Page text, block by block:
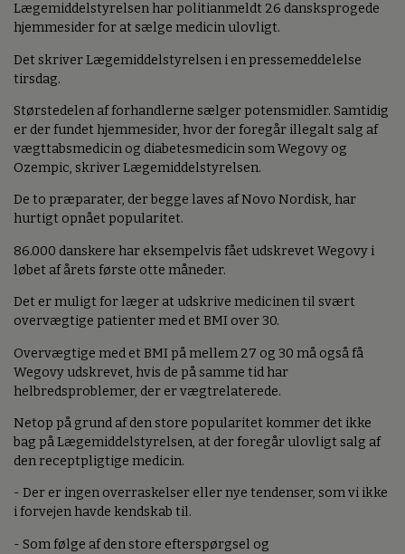
Lægemiddelstyrelsen har politianmeldt 26 dansksprogede
hjemmesider for at sælge medicin ulovligt.
Det skriver Lægemiddelstyrelsen i en pressemeddelelse
tirsdag.
Størstedelen af forhandlerne sælger potensmidler. Samtidig
er der fundet hjemmesider, hvor der foregår illegalt salg af
vægttabsmedicin og diabetesmedicin som Wegovy og
Ozempic, skriver Lægemiddelstyrelsen.
De to præparater, der begge laves af Novo Nordisk, har
hurtigt opnået popularitet.
86.000 danskere har eksempelvis fået udskrevet Wegovy i
løbet af årets første otte måneder.
Det er muligt for læger at udskrive medicinen til svært
overvægtige patienter med et BMI over 30.
Overvægtige med et BMI på mellem 27 og 30 må også få
Wegovy udskrevet, hvis de på samme tid har
helbredsproblemer, der er vægtrelaterede.
Netop på grund af den store popularitet kommer det ikke
bag på Lægemiddelstyrelsen, at der foregår ulovligt salg af
den receptpligtige medicin.
- Der er ingen overraskelser eller nye tendenser, som vi ikke
i forvejen havde kendskab til.
- Som følge af den store efterspørgsel og